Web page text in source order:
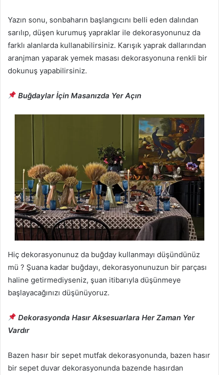
Yazın sonu, sonbaharın başlangıcını belli eden dalından
sarılıp, düşen kurumuş yapraklar ile dekorasyonunuz da
farklı alanlarda kullanabilirsiniz. Karışık yaprak dallarından
aranjman yaparak yemek masası dekorasyonuna renkli bir
dokunuş yapabilirsiniz.
Buğdaylar İçin Masanızda Yer Açın
Hiç dekorasyonunuz da buğday kullanmayı düşündünüz
mü ? Şuana kadar buğdayı, dekorasyonunuzun bir parçası
haline getirmediyseniz, şuan itibarıyla düşünmeye
başlayacağınızı düşünüyoruz.
Dekorasyonda Hasır Aksesuarlara Her Zaman Yer
Vardır
Bazen hasır bir sepet mutfak dekorasyonunda, bazen hasır
bir sepet duvar dekorasyonunda bazende hasırdan